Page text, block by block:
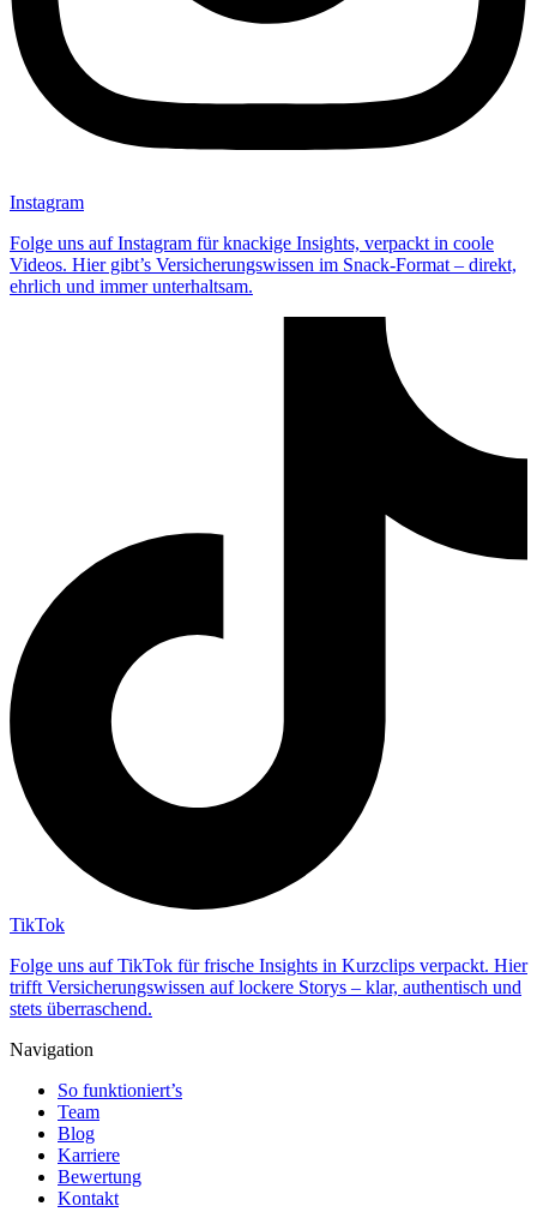
Instagram
Folge uns auf Instagram für knackige Insights, verpackt in coole
Videos. Hier gibt’s Versicherungswissen im Snack-Format – direkt,
ehrlich und immer unterhaltsam.
TikTok
Folge uns auf TikTok für frische Insights in Kurzclips verpackt. Hier
trifft Versicherungswissen auf lockere Storys – klar, authentisch und
stets überraschend.
Navigation
So funktioniert’s
Team
Blog
Karriere
Bewertung
Kontakt